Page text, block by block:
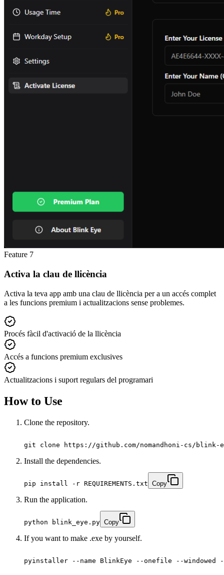
Feature 7
Activa la clau de llicència
Activa la teva app amb una clau de llicència per a un accés complet
a les funcions premium i actualitzacions sense problemes.
Procés fàcil d'activació de la llicència
Accés a funcions premium exclusives
Actualitzacions i suport regulars del programari
How to Use
Clone the repository.
git clone https://github.com/nomandhoni-cs/blink-
Install the dependencies.
pip install -r REQUIREMENTS.txt Copy
Run the application.
python blink_eye.py Copy
If you want to make .exe by yourself.
pyinstaller --name BlinkEye --onefile --